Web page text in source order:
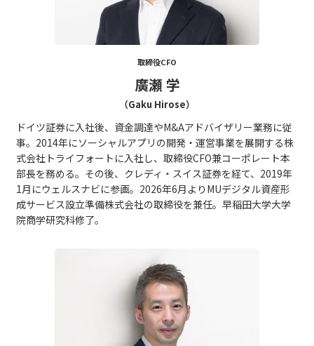
取締役CFO
廣瀬 学
（Gaku Hirose）
ドイツ証券に入社後、資金調達やM&Aアドバイザリー業務に従
事。2014年にソーシャルアプリの開発・運営事業を展開する株
式会社トライフォートに入社し、取締役CFO兼コーポレート本
部長を務める。その後、クレディ・スイス証券を経て、2019年
1月にウェルスナビに参画。2026年6月よりMUデジタル資産形
成サービス設立準備株式会社の取締役を兼任。早稲田大学大学
院商学研究科修了。